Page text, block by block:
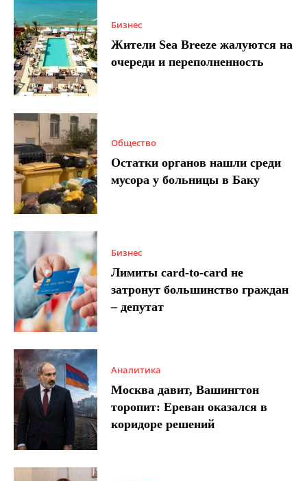
Бизнес
Жители Sea Breeze жалуются на
очереди и переполненность
Общество
Остатки органов нашли среди
мусора у больницы в Баку
Бизнес
Лимиты card-to-card не
затронут большинство граждан
– депутат
Аналитика
Москва давит, Вашингтон
торопит: Ереван оказался в
коридоре решений